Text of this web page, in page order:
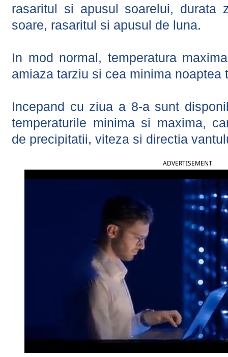
rasaritul si apusul soarelui, durata
soare, rasaritul si apusul de luna.
In mod normal, temperatura
amiaza tarziu si cea minima noaptea
Incepand cu ziua a 8-a sunt
temperaturile minima si maxima,
de precipitatii, viteza si directia
ADVERTISEMENT